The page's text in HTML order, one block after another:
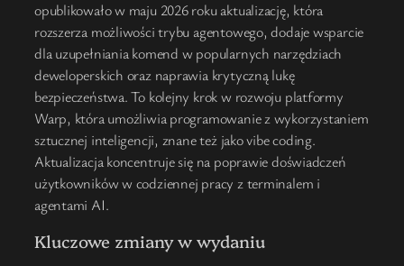
opublikowało w maju 2026 roku aktualizację, która
rozszerza możliwości trybu agentowego, dodaje wsparcie
dla uzupełniania komend w popularnych narzędziach
deweloperskich oraz naprawia krytyczną lukę
bezpieczeństwa. To kolejny krok w rozwoju platformy
Warp, która umożliwia programowanie z wykorzystaniem
sztucznej inteligencji, znane też jako vibe coding.
Aktualizacja koncentruje się na poprawie doświadczeń
użytkowników w codziennej pracy z terminalem i
agentami AI.
Kluczowe zmiany w wydaniu